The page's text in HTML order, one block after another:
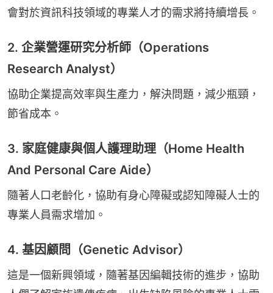
會對於資訊科技領域的專業人才的需求將持續增長。
2. 企業營運研究分析師（Operations
Research Analyst）
協助企業提高效率與生產力，解決問題，減少瓶頸，
節省成本。
3. 家庭健康與個人護理助理（Home Health
And Personal Care Aide）
隨著人口老齡化，協助有身心障礙或認知障礙人士的
專業人員需求增加。
4. 基因顧問（Genetic Advisor）
這是一個新興領域，隨著基因編輯技術的進步，協助